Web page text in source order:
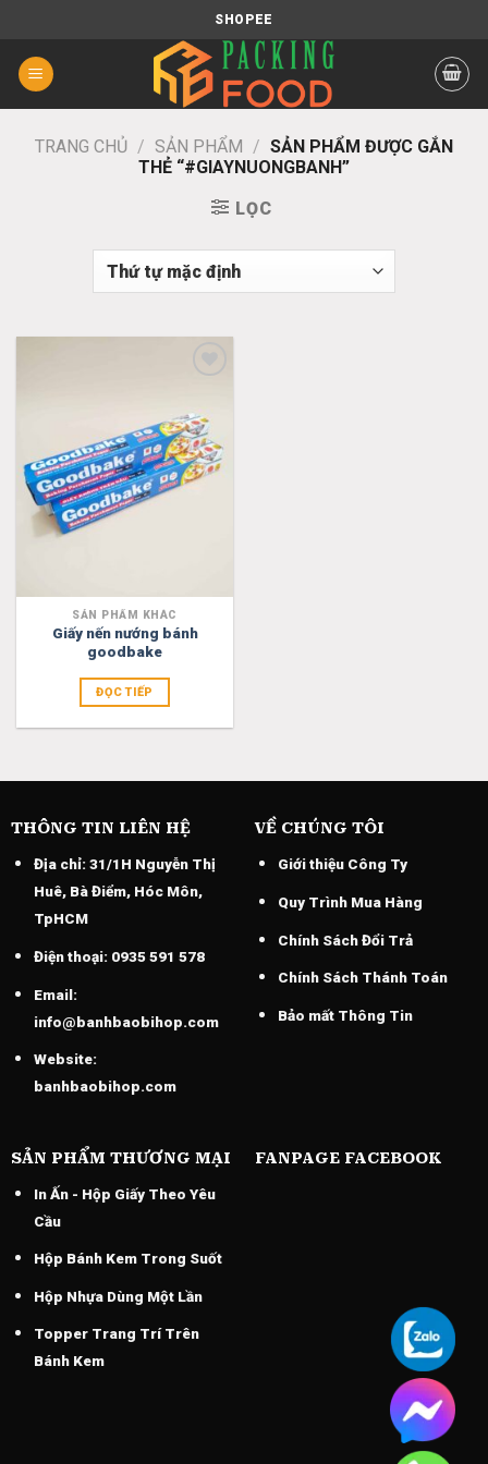
nội
dung
SHOPEE
TRANG CHỦ / SẢN PHẨM / SẢN PHẨM ĐƯỢC GẮN
THẺ “#GIAYNUONGBANH”
LỌC
to
wishlist
SẢN PHẨM KHÁC
Giấy nến nướng bánh
goodbake
ĐỌC TIẾP
THÔNG TIN LIÊN HỆ
Địa chỉ:31/1H Nguyễn Thị
Huê, Bà Điểm, Hóc Môn,
TpHCM
Điện thoại:0935 591 578
Email:
info@banhbaobihop.com
Website:
banhbaobihop.com
VỀ CHÚNG TÔI
Giới thiệu Công Ty
Quy Trình Mua Hàng
Chính Sách Đổi Trả
Chính Sách Thánh Toán
Bảo mất Thông Tin
SẢN PHẨM THƯƠNG MẠI
In Ấn - Hộp Giấy Theo Yêu
Cầu
Hộp Bánh Kem Trong Suốt
Hộp Nhựa Dùng Một Lần
Topper Trang Trí Trên
Bánh Kem
FANPAGE FACEBOOK